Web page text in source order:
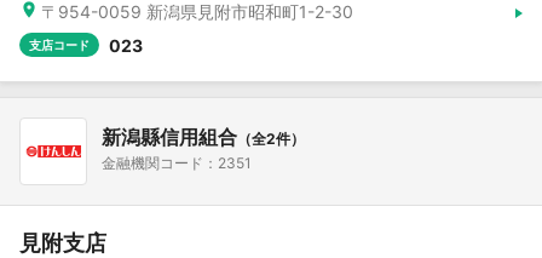
〒954-0059 新潟県見附市昭和町1-2-30
支店コード 023
新潟縣信用組合 （全2件）
金融機関コード：2351
見附支店